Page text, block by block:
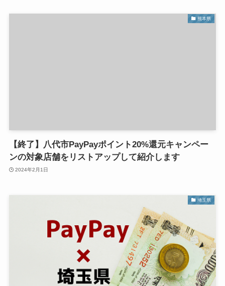
熊本県
【終了】八代市PayPayポイント20%還元キャンペー
ンの対象店舗をリストアップして紹介します
2024年2月1日
埼玉県